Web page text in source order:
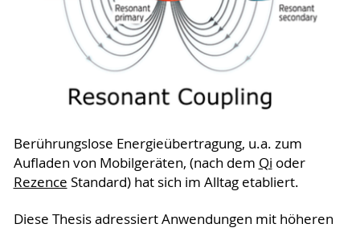
Berührungslose Energieübertragung, u.a. zum
Aufladen von Mobilgeräten, (nach dem Qi oder
Rezence Standard) hat sich im Alltag etabliert.
Diese Thesis adressiert Anwendungen mit höheren